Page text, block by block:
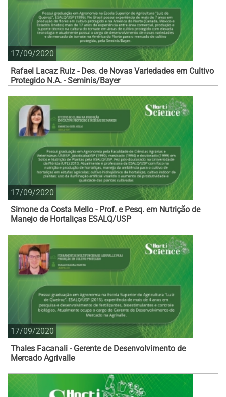
17/09/2020
Rafael Lacaz Ruiz - Des. de Novas Variedades em Cultivo
Protegido N.A. - Seminis/Bayer
17/09/2020
Simone da Costa Mello - Prof. e Pesq. em Nutrição de
Manejo de Hortaliças ESALQ/USP
17/09/2020
Thales Facanali - Gerente de Desenvolvimento de
Mercado Agrivalle